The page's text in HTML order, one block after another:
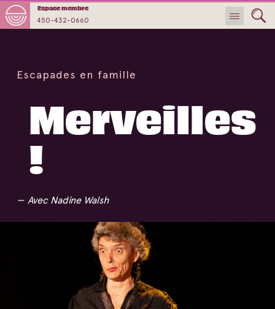
450-432-0660
Espace membre
Escapades en famille
Merveilles
!
Avec Nadine Walsh